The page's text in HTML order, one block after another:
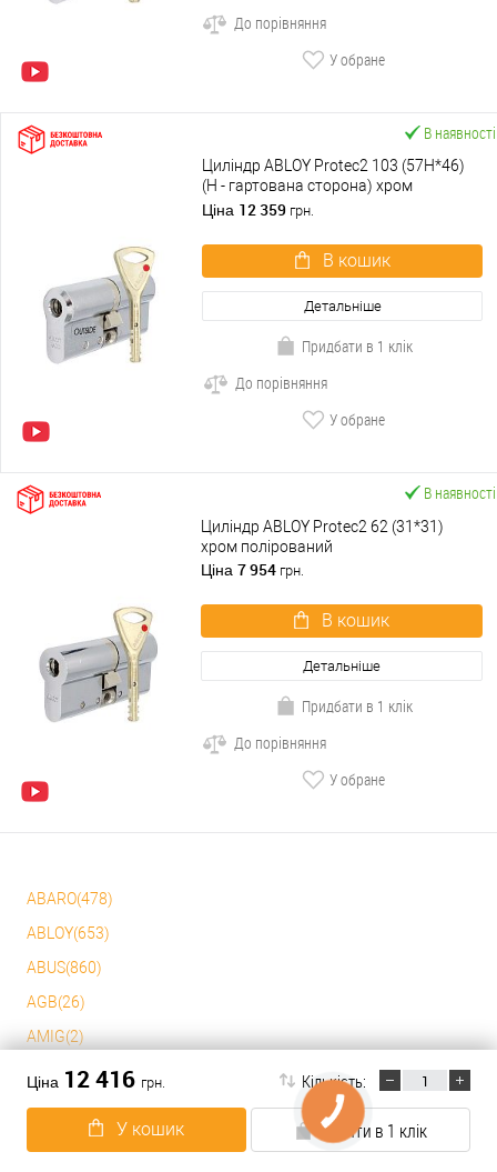
Ціна 12 416 грн. Кількість:
У кошик Купити в 1 клік
До порівняння
У обране
В наявності
Циліндр ABLOY Protec2 103 (57H*46)
(H - гартована сторона) хром
полірований
Ціна 12 359 грн.
В кошик
Детальніше
Придбати в 1 клік
До порівняння
У обране
В наявності
Циліндр ABLOY Protec2 62 (31*31)
хром полірований
Ціна 7 954 грн.
В кошик
Детальніше
Придбати в 1 клік
До порівняння
У обране
ABARO(478)
ABLOY(653)
ABUS(860)
AGB(26)
AMIG(2)
APECS(107)
BAODELI(1)
CISA(1057)